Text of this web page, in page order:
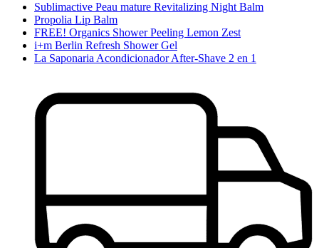
Sublimactive Peau mature Revitalizing Night Balm
Propolia Lip Balm
FREE! Organics Shower Peeling Lemon Zest
i+m Berlin Refresh Shower Gel
La Saponaria Acondicionador After-Shave 2 en 1